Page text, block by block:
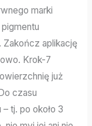
marki
Zakończ aplikację
Krok-7
już
czasu
tj. po około 3